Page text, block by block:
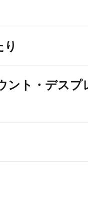
ント・デスプ